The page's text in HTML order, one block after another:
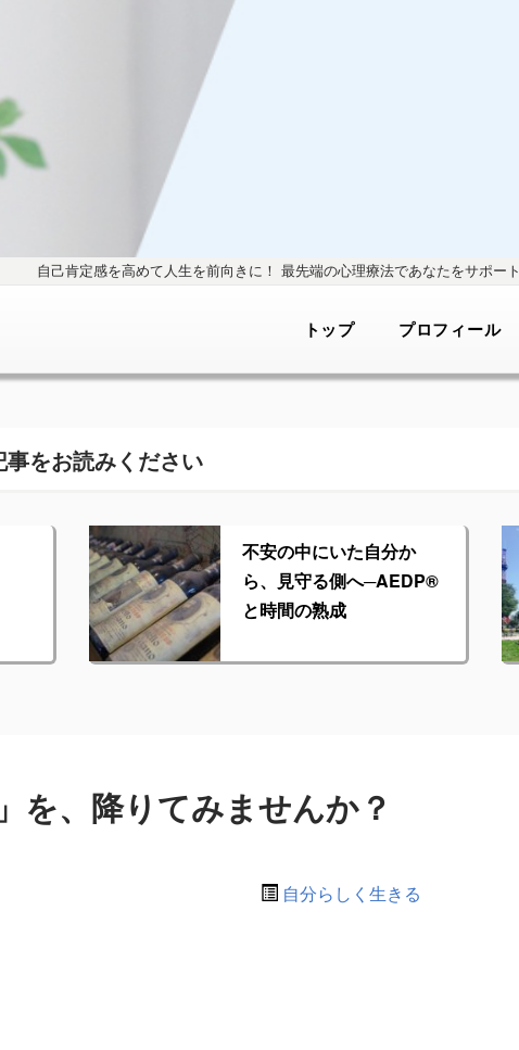
自己肯定感を高めて人生を前向きに！ 最先端の心理療法であなたをサポート
トップ プロフィール
事をお読みください
不安の中にいた自分か
ら、見守る側へ─AEDP®︎
と時間の熟成
を、降りてみませんか？
自分らしく生きる